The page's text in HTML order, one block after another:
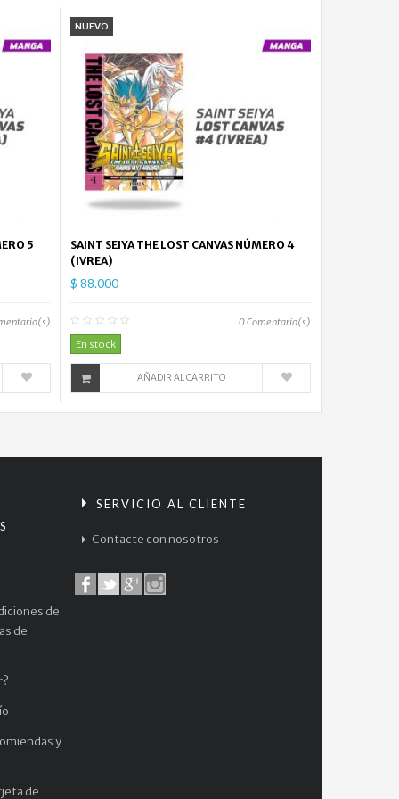
5
NUEVO
SAINT SEIYA THE LOST CANVAS NÚMERO 4
(IVREA)
$ 88.000
0Comentario(s)
En stock
AÑADIR AL CARRITO
de
de
y
de
SERVICIO AL CLIENTE
Contacte con nosotros